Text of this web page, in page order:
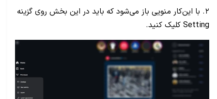
۲. با این‌کار منویی باز می‌شود که باید در این بخش روی گزینه
Setting کلیک کنید.